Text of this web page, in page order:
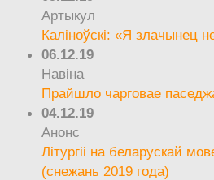
Артыкул
Каліноўскі: «Я злачынец
06.12.19
Навіна
Прайшло чарговае
04.12.19
Анонс
Літургіі на беларускай
(снежань 2019 года)